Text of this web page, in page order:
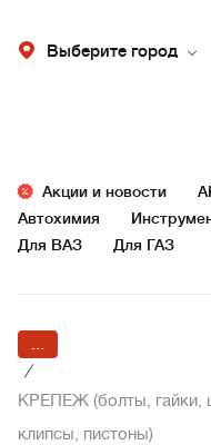
Выберите город
Акции и новости
Автохимия
Для ВАЗ
Для ГАЗ
...
/
КРЕПЕЖ (болты, гайки,
клипсы, пистоны)